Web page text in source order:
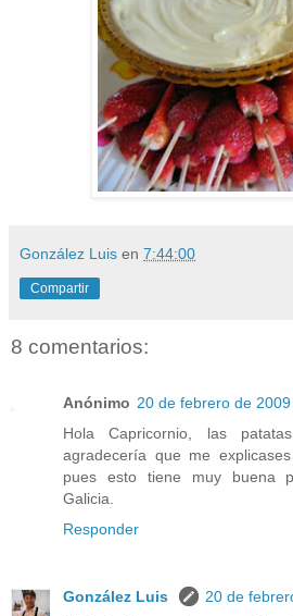
González Luis en 7:44:00
Compartir
8 comentarios:
Anónimo 20 de febrero de
Hola Capricornio, las
agradecería que me
pues esto tiene muy buena
Galicia.
Responder
González Luis
20 de